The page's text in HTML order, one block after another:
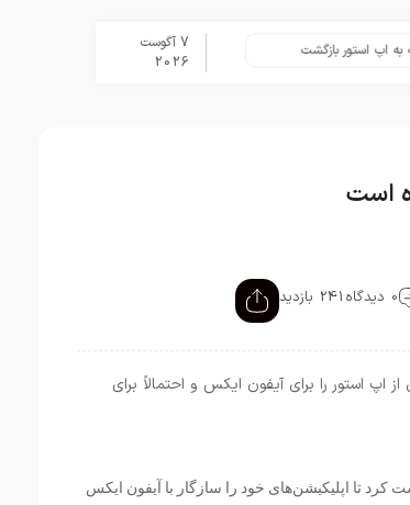
بازگشت برنامه Apple Upgrade معرفی شد؛ شرایط اپل برای اجاره آیفون، آیپد، مک و اپل واچ
7 آگوست
2026
است
0 دیدگاه 241 بازدید
استور را برای آیفون ایکس و احتمالاً برای
تا اپلیکیشن‌های خود را سازگار با آیفون ایکس